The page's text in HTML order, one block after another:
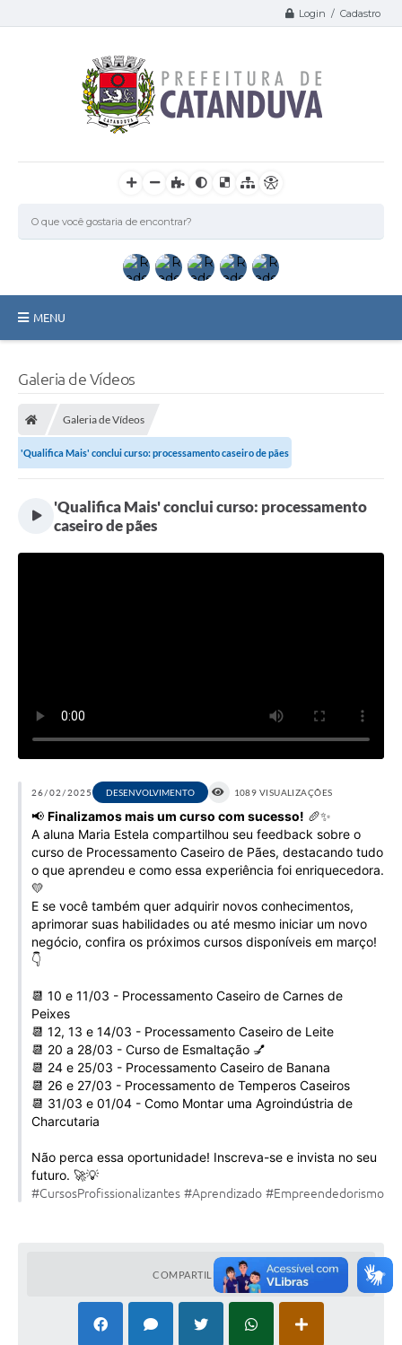
Login / Cadastro
MENU
Transparência
Carta de Serviços
Obras
Galeria de Vídeos
Projetos
Links
Telefones Úteis
A Prefeitura
Enquete
Jornal
Agenda
SIC
Contato
Editais
Galeria de Vídeos
Galeria de Vídeos
'Qualifica Mais' conclui curso: processamento caseiro de pães
'Qualifica Mais' conclui curso: processamento
caseiro de pães
26/02/2025 DESENVOLVIMENTO 1089 VISUALIZAÇÕES
📢 Finalizamos mais um curso com sucesso! 🥖✨
A aluna Maria Estela compartilhou seu feedback sobre o
curso de Processamento Caseiro de Pães, destacando tudo
o que aprendeu e como essa experiência foi enriquecedora.
💛
E se você também quer adquirir novos conhecimentos,
aprimorar suas habilidades ou até mesmo iniciar um novo
negócio, confira os próximos cursos disponíveis em março!
👇
📆 10 e 11/03 - Processamento Caseiro de Carnes de
Peixes
📆 12, 13 e 14/03 - Processamento Caseiro de Leite
📆 20 a 28/03 - Curso de Esmaltação 💅
📆 24 e 25/03 - Processamento Caseiro de Banana
📆 26 e 27/03 - Processamento de Temperos Caseiros
📆 31/03 e 01/04 - Como Montar uma Agroindústria de
Charcutaria
Não perca essa oportunidade! Inscreva-se e invista no seu
futuro. 🚀💡
#CursosProfissionalizantes #Aprendizado #Empreendedorismo
COMPARTILHAR